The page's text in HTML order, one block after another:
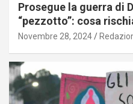
Prosegue la guerra di
“pezzotto”: cosa
Novembre 28, 2024